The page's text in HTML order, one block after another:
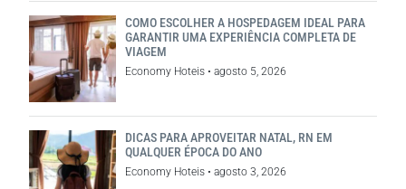
COMO ESCOLHER A HOSPEDAGEM IDEAL PARA
GARANTIR UMA EXPERIÊNCIA COMPLETA DE
VIAGEM
Economy Hoteis agosto 5, 2026
DICAS PARA APROVEITAR NATAL, RN EM
QUALQUER ÉPOCA DO ANO
Economy Hoteis agosto 3, 2026